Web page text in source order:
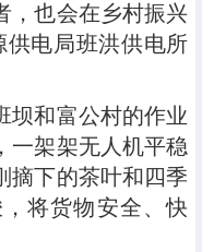
，也会在乡村振兴
供电局班洪供电所
和富公村的作业
一架架无人机平稳
摘下的茶叶和四季
将货物安全、快